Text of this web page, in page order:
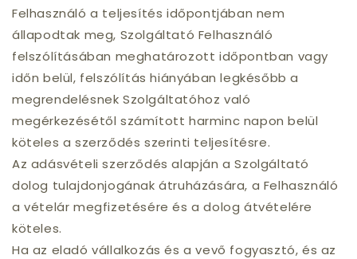
Felhasználó a teljesítés időpontjában nem
állapodtak meg, Szolgáltató Felhasználó
felszólításában meghatározott időpontban vagy
időn belül, felszólítás hiányában legkésőbb a
megrendelésnek Szolgáltatóhoz való
megérkezésétől számított harminc napon belül
köteles a szerződés szerinti teljesítésre.
Az adásvételi szerződés alapján a Szolgáltató
dolog tulajdonjogának átruházására, a Felhasználó
a vételár megfizetésére és a dolog átvételére
köteles.
Ha az eladó vállalkozás és a vevő fogyasztó, és az